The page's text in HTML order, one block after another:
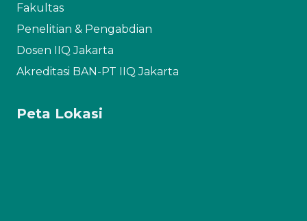
Fakultas
Penelitian & Pengabdian
Dosen IIQ Jakarta
Akreditasi BAN-PT IIQ Jakarta
Peta Lokasi